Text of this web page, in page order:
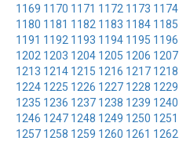
1169 1170 1171 1172 1173 1174
1180 1181 1182 1183 1184 1185
1191 1192 1193 1194 1195 1196
1202 1203 1204 1205 1206 1207
1213 1214 1215 1216 1217 1218
1224 1225 1226 1227 1228 1229
1235 1236 1237 1238 1239 1240
1246 1247 1248 1249 1250 1251
1257 1258 1259 1260 1261 1262